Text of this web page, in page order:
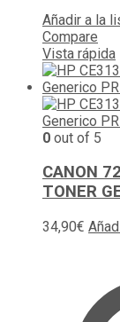
Añadir a la
Compare
Vista rápida
0 out of 5
CANON
TONER
34,90€